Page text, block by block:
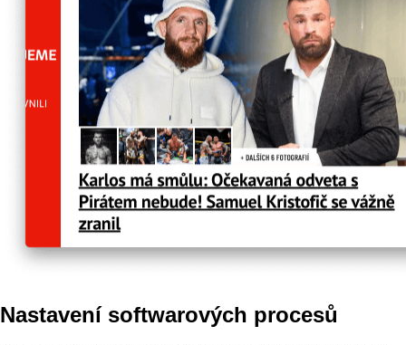
Nastavení softwarových procesů